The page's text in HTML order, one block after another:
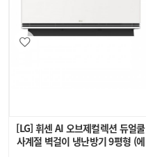
[LG] 휘센 AI 오브제컬렉션 듀얼쿨
사계절 벽걸이 냉난방기 9평형 (에